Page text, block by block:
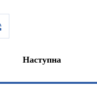
Наступна